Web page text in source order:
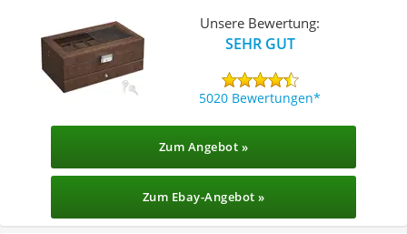
Unsere Bewertung:
SEHR GUT
5020 Bewertungen
Zum Angebot »
Zum Ebay-Angebot »